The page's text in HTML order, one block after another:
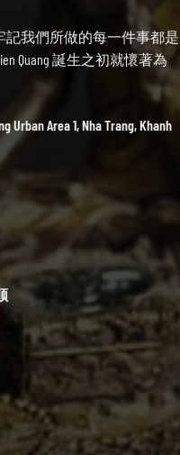
牢記我們所做的每一件事都是
Quang 誕生之初就懷著為
Urban Area 1, Nha Trang, Khanh